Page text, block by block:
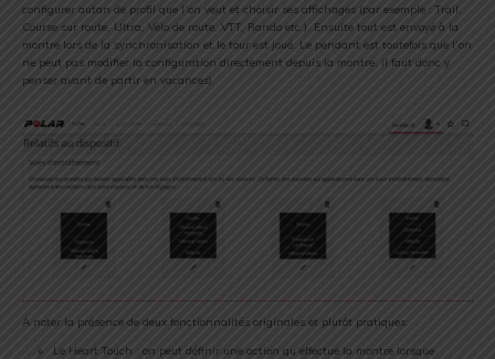
configurer autan de profil que l’on veut et choisir ses affichages (par exemple : Trail,
Course sur route, Ultra, Vélo de route, VTT, Rando etc.). Ensuite tout est envoyé à la
montre lors de la synchronisation et le tour est joué. Le pendant est toutefois que l’on
ne peut pas modifier la configuration directement depuis la montre, il faut donc y
penser avant de partir en vacances).
A noter la présence de deux fonctionnalités originales et plutôt pratiques:
Le Heart Touch : on peut définir une action qu’effectue la montre lorsque